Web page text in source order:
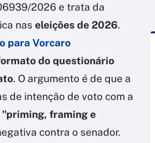
2026 e trata da
nas eleições de 2026.
para Vorcaro
do questionário
. O argumento é de que a
de intenção de voto com a
framing e
contra o senador.